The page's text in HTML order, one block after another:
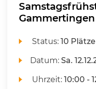
Gammertingen
Status:10
Datum:Sa.
Uhrzeit:10:00 -